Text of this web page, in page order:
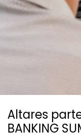
Ressources
Altares
BANKING